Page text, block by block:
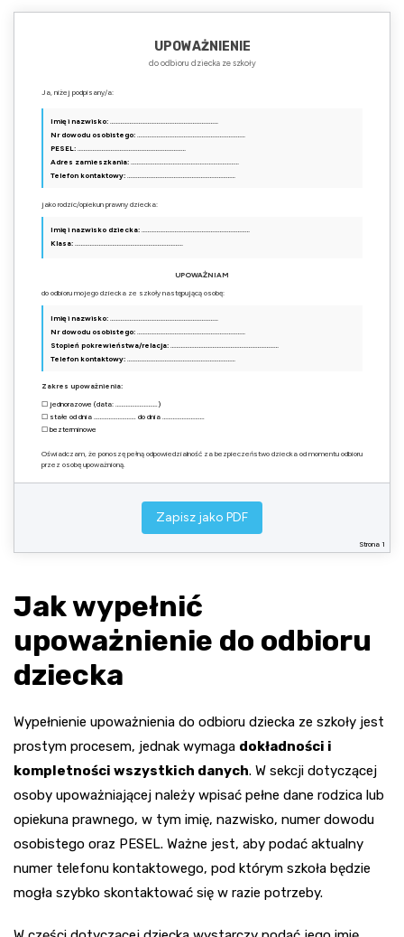
UPOWAŻNIENIE
do odbioru dziecka ze szkoły
Ja, niżej podpisany/a:
Imię i nazwisko: ………………………………………………………………
Nr dowodu osobistego: ………………………………………………………………
PESEL: ………………………………………………………………
Adres zamieszkania: ………………………………………………………………
Telefon kontaktowy: ………………………………………………………………
jako rodzic/opiekun prawny dziecka:
Imię i nazwisko dziecka: ………………………………………………………………
Klasa: ………………………………………………………………
UPOWAŻNIAM
do odbioru mojego dziecka ze szkoły następującą osobę:
Imię i nazwisko: ………………………………………………………………
Nr dowodu osobistego: ………………………………………………………………
Stopień pokrewieństwa/relacja: ………………………………………………………………
Telefon kontaktowy: ………………………………………………………………
Zakres upoważnienia:
☐ jednorazowe (data: ……………………….)
☐ stałe od dnia ………………………. do dnia ……………………….
☐ bezterminowe
Oświadczam, że ponoszę pełną odpowiedzialność za bezpieczeństwo dziecka od momentu odbioru
przez osobę upoważnioną.
Strona 1
Zapisz jako PDF
Jak wypełnić
upoważnienie do odbioru
dziecka
Wypełnienie upoważnienia do odbioru dziecka ze szkoły jest
prostym procesem, jednak wymaga dokładności i
kompletności wszystkich danych. W sekcji dotyczącej
osoby upoważniającej należy wpisać pełne dane rodzica lub
opiekuna prawnego, w tym imię, nazwisko, numer dowodu
osobistego oraz PESEL. Ważne jest, aby podać aktualny
numer telefonu kontaktowego, pod którym szkoła będzie
mogła szybko skontaktować się w razie potrzeby.